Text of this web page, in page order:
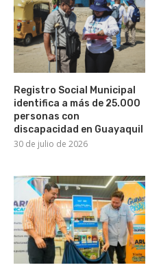
Registro Social Municipal
identifica a más de 25.000
personas con
discapacidad en Guayaquil
30 de julio de 2026